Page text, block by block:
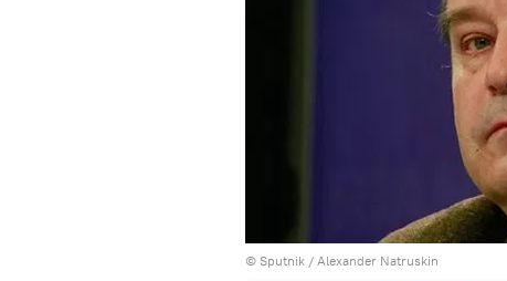
© Sputnik / Alexander Natruskin